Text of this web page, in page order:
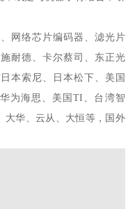
网络芯片编码器、滤光片
耐德、卡尔蔡司、东正光
本索尼、日本松下、美国
为海思、美国TI、台湾智
大华、云从、大恒等，国外